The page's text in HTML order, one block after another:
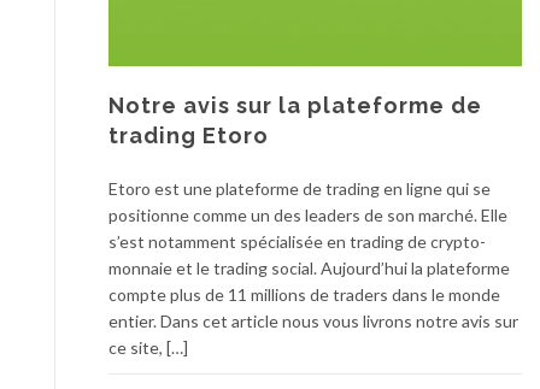
Notre avis sur la plateforme de
trading Etoro
Etoro est une plateforme de trading en ligne qui se
positionne comme un des leaders de son marché. Elle
s’est notamment spécialisée en trading de crypto-
monnaie et le trading social. Aujourd’hui la plateforme
compte plus de 11 millions de traders dans le monde
entier. Dans cet article nous vous livrons notre avis sur
ce site, […]